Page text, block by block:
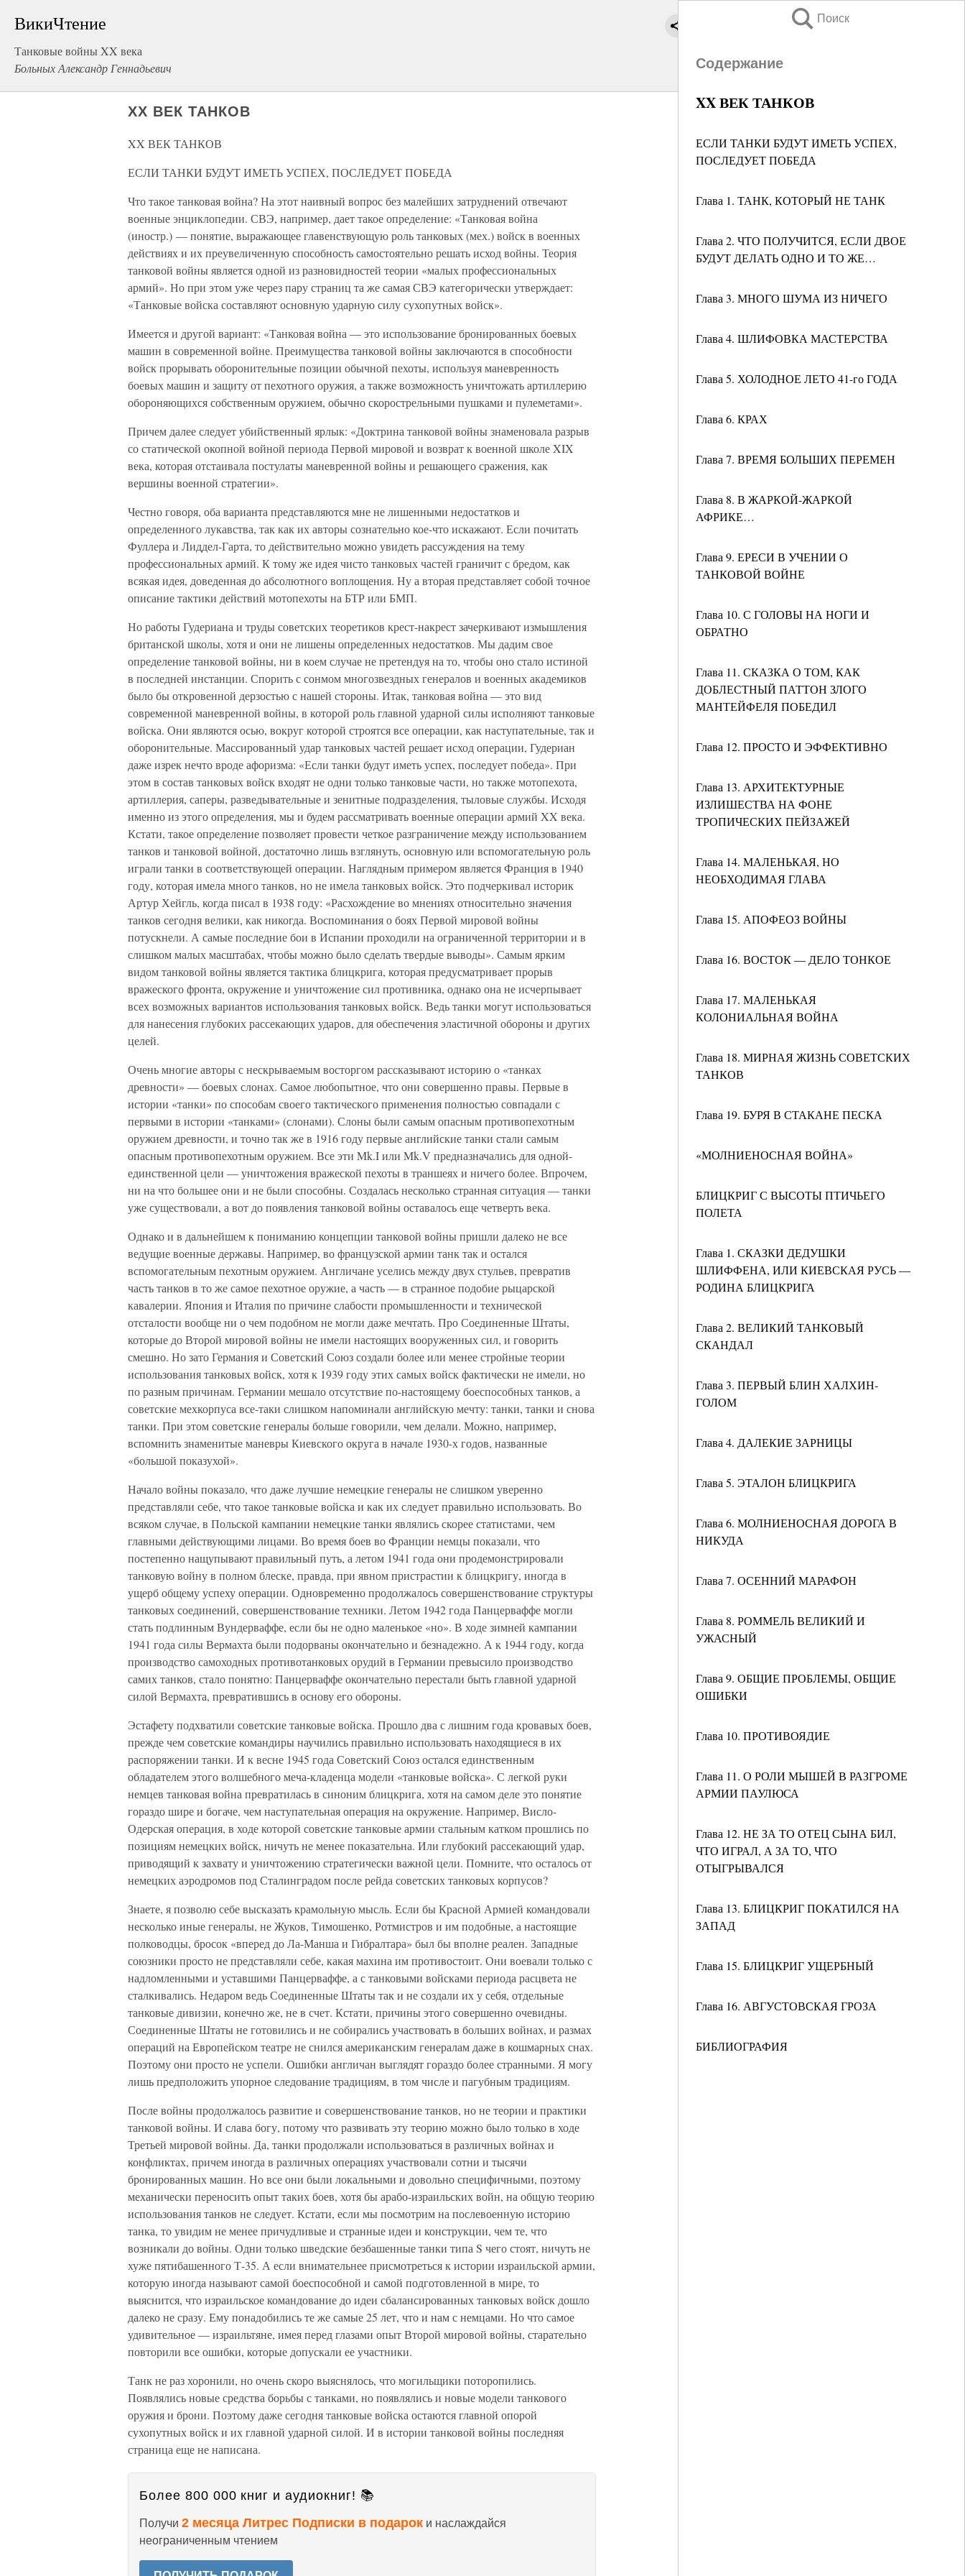
ВикиЧтение
Танковые войны XX века
Больных Александр Геннадьевич
Поиск
Содержание
XX ВЕК ТАНКОВ
ЕСЛИ ТАНКИ БУДУТ ИМЕТЬ УСПЕХ,
ПОСЛЕДУЕТ ПОБЕДА
Глава 1. ТАНК, КОТОРЫЙ НЕ ТАНК
Глава 2. ЧТО ПОЛУЧИТСЯ, ЕСЛИ ДВОЕ
БУДУТ ДЕЛАТЬ ОДНО И ТО ЖЕ…
Глава 3. МНОГО ШУМА ИЗ НИЧЕГО
Глава 4. ШЛИФОВКА МАСТЕРСТВА
Глава 5. ХОЛОДНОЕ ЛЕТО 41-го ГОДА
Глава 6. КРАХ
Глава 7. ВРЕМЯ БОЛЬШИХ ПЕРЕМЕН
Глава 8. В ЖАРКОЙ-ЖАРКОЙ
АФРИКЕ…
Глава 9. ЕРЕСИ В УЧЕНИИ О
ТАНКОВОЙ ВОЙНЕ
Глава 10. С ГОЛОВЫ НА НОГИ И
ОБРАТНО
Глава 11. СКАЗКА О ТОМ, КАК
ДОБЛЕСТНЫЙ ПАТТОН ЗЛОГО
МАНТЕЙФЕЛЯ ПОБЕДИЛ
Глава 12. ПРОСТО И ЭФФЕКТИВНО
Глава 13. АРХИТЕКТУРНЫЕ
ИЗЛИШЕСТВА НА ФОНЕ
ТРОПИЧЕСКИХ ПЕЙЗАЖЕЙ
Глава 14. МАЛЕНЬКАЯ, НО
НЕОБХОДИМАЯ ГЛАВА
Глава 15. АПОФЕОЗ ВОЙНЫ
Глава 16. ВОСТОК — ДЕЛО ТОНКОЕ
Глава 17. МАЛЕНЬКАЯ
КОЛОНИАЛЬНАЯ ВОЙНА
Глава 18. МИРНАЯ ЖИЗНЬ СОВЕТСКИХ
ТАНКОВ
Глава 19. БУРЯ В СТАКАНЕ ПЕСКА
«МОЛНИЕНОСНАЯ ВОЙНА»
БЛИЦКРИГ С ВЫСОТЫ ПТИЧЬЕГО
ПОЛЕТА
Глава 1. СКАЗКИ ДЕДУШКИ
ШЛИФФЕНА, ИЛИ КИЕВСКАЯ РУСЬ —
РОДИНА БЛИЦКРИГА
Глава 2. ВЕЛИКИЙ ТАНКОВЫЙ
СКАНДАЛ
Глава 3. ПЕРВЫЙ БЛИН ХАЛХИН-
ГОЛОМ
Глава 4. ДАЛЕКИЕ ЗАРНИЦЫ
Глава 5. ЭТАЛОН БЛИЦКРИГА
Глава 6. МОЛНИЕНОСНАЯ ДОРОГА В
НИКУДА
Глава 7. ОСЕННИЙ МАРАФОН
Глава 8. РОММЕЛЬ ВЕЛИКИЙ И
УЖАСНЫЙ
Глава 9. ОБЩИЕ ПРОБЛЕМЫ, ОБЩИЕ
ОШИБКИ
Глава 10. ПРОТИВОЯДИЕ
Глава 11. О РОЛИ МЫШЕЙ В РАЗГРОМЕ
АРМИИ ПАУЛЮСА
Глава 12. НЕ ЗА ТО ОТЕЦ СЫНА БИЛ,
ЧТО ИГРАЛ, А ЗА ТО, ЧТО
ОТЫГРЫВАЛСЯ
Глава 13. БЛИЦКРИГ ПОКАТИЛСЯ НА
ЗАПАД
Глава 15. БЛИЦКРИГ УЩЕРБНЫЙ
Глава 16. АВГУСТОВСКАЯ ГРОЗА
БИБЛИОГРАФИЯ
XX ВЕК ТАНКОВ
XX ВЕК ТАНКОВ
ЕСЛИ ТАНКИ БУДУТ ИМЕТЬ УСПЕХ, ПОСЛЕДУЕТ ПОБЕДА
Что такое танковая война? На этот наивный вопрос без малейших затруднений отвечают
военные энциклопедии. СВЭ, например, дает такое определение: «Танковая война
(иностр.) — понятие, выражающее главенствующую роль танковых (мех.) войск в военных
действиях и их преувеличенную способность самостоятельно решать исход войны. Теория
танковой войны является одной из разновидностей теории «малых профессиональных
армий». Но при этом уже через пару страниц та же самая СВЭ категорически утверждает:
«Танковые войска составляют основную ударную силу сухопутных войск».
Имеется и другой вариант: «Танковая война — это использование бронированных боевых
машин в современной войне. Преимущества танковой войны заключаются в способности
войск прорывать оборонительные позиции обычной пехоты, используя маневренность
боевых машин и защиту от пехотного оружия, а также возможность уничтожать артиллерию
обороняющихся собственным оружием, обычно скорострельными пушками и пулеметами».
Причем далее следует убийственный ярлык: «Доктрина танковой войны знаменовала разрыв
со статической окопной войной периода Первой мировой и возврат к военной школе XIX
века, которая отстаивала постулаты маневренной войны и решающего сражения, как
вершины военной стратегии».
Честно говоря, оба варианта представляются мне не лишенными недостатков и
определенного лукавства, так как их авторы сознательно кое-что искажают. Если почитать
Фуллера и Лиддел-Гарта, то действительно можно увидеть рассуждения на тему
профессиональных армий. К тому же идея чисто танковых частей граничит с бредом, как
всякая идея, доведенная до абсолютного воплощения. Ну а вторая представляет собой точное
описание тактики действий мотопехоты на БТР или БМП.
Но работы Гудериана и труды советских теоретиков крест-накрест зачеркивают измышления
британской школы, хотя и они не лишены определенных недостатков. Мы дадим свое
определение танковой войны, ни в коем случае не претендуя на то, чтобы оно стало истиной
в последней инстанции. Спорить с сонмом многозвездных генералов и военных академиков
было бы откровенной дерзостью с нашей стороны. Итак, танковая война — это вид
современной маневренной войны, в которой роль главной ударной силы исполняют танковые
войска. Они являются осью, вокруг которой строятся все операции, как наступательные, так и
оборонительные. Массированный удар танковых частей решает исход операции, Гудериан
даже изрек нечто вроде афоризма: «Если танки будут иметь успех, последует победа». При
этом в состав танковых войск входят не одни только танковые части, но также мотопехота,
артиллерия, саперы, разведывательные и зенитные подразделения, тыловые службы. Исходя
именно из этого определения, мы и будем рассматривать военные операции армий XX века.
Кстати, такое определение позволяет провести четкое разграничение между использованием
танков и танковой войной, достаточно лишь взглянуть, основную или вспомогательную роль
играли танки в соответствующей операции. Наглядным примером является Франция в 1940
году, которая имела много танков, но не имела танковых войск. Это подчеркивал историк
Артур Хейгль, когда писал в 1938 году: «Расхождение во мнениях относительно значения
танков сегодня велики, как никогда. Воспоминания о боях Первой мировой войны
потускнели. А самые последние бои в Испании проходили на ограниченной территории и в
слишком малых масштабах, чтобы можно было сделать твердые выводы». Самым ярким
видом танковой войны является тактика блицкрига, которая предусматривает прорыв
вражеского фронта, окружение и уничтожение сил противника, однако она не исчерпывает
всех возможных вариантов использования танковых войск. Ведь танки могут использоваться
для нанесения глубоких рассекающих ударов, для обеспечения эластичной обороны и других
целей.
Очень многие авторы с нескрываемым восторгом рассказывают историю о «танках
древности» — боевых слонах. Самое любопытное, что они совершенно правы. Первые в
истории «танки» по способам своего тактического применения полностью совпадали с
первыми в истории «танками» (слонами). Слоны были самым опасным противопехотным
оружием древности, и точно так же в 1916 году первые английские танки стали самым
опасным противопехотным оружием. Все эти Mk.I или Mk.V предназначались для одной-
единственной цели — уничтожения вражеской пехоты в траншеях и ничего более. Впрочем,
ни на что большее они и не были способны. Создалась несколько странная ситуация — танки
уже существовали, а вот до появления танковой войны оставалось еще четверть века.
Однако и в дальнейшем к пониманию концепции танковой войны пришли далеко не все
ведущие военные державы. Например, во французской армии танк так и остался
вспомогательным пехотным оружием. Англичане уселись между двух стульев, превратив
часть танков в то же самое пехотное оружие, а часть — в странное подобие рыцарской
кавалерии. Япония и Италия по причине слабости промышленности и технической
отсталости вообще ни о чем подобном не могли даже мечтать. Про Соединенные Штаты,
которые до Второй мировой войны не имели настоящих вооруженных сил, и говорить
смешно. Но зато Германия и Советский Союз создали более или менее стройные теории
использования танковых войск, хотя к 1939 году этих самых войск фактически не имели, но
по разным причинам. Германии мешало отсутствие по-настоящему боеспособных танков, а
советские мехкорпуса все-таки слишком напоминали английскую мечту: танки, танки и снова
танки. При этом советские генералы больше говорили, чем делали. Можно, например,
вспомнить знаменитые маневры Киевского округа в начале 1930-х годов, названные
«большой показухой».
Начало войны показало, что даже лучшие немецкие генералы не слишком уверенно
представляли себе, что такое танковые войска и как их следует правильно использовать. Во
всяком случае, в Польской кампании немецкие танки являлись скорее статистами, чем
главными действующими лицами. Во время боев во Франции немцы показали, что
постепенно нащупывают правильный путь, а летом 1941 года они продемонстрировали
танковую войну в полном блеске, правда, при явном пристрастии к блицкригу, иногда в
ущерб общему успеху операции. Одновременно продолжалось совершенствование структуры
танковых соединений, совершенствование техники. Летом 1942 года Панцерваффе могли
стать подлинным Вундерваффе, если бы не одно маленькое «но». В ходе зимней кампании
1941 года силы Вермахта были подорваны окончательно и безнадежно. А к 1944 году, когда
производство самоходных противотанковых орудий в Германии превысило производство
самих танков, стало понятно: Панцерваффе окончательно перестали быть главной ударной
силой Вермахта, превратившись в основу его обороны.
Эстафету подхватили советские танковые войска. Прошло два с лишним года кровавых боев,
прежде чем советские командиры научились правильно использовать находящиеся в их
распоряжении танки. И к весне 1945 года Советский Союз остался единственным
обладателем этого волшебного меча-кладенца модели «танковые войска». С легкой руки
немцев танковая война превратилась в синоним блицкрига, хотя на самом деле это понятие
гораздо шире и богаче, чем наступательная операция на окружение. Например, Висло-
Одерская операция, в ходе которой советские танковые армии стальным катком прошлись по
позициям немецких войск, ничуть не менее показательна. Или глубокий рассекающий удар,
приводящий к захвату и уничтожению стратегически важной цели. Помните, что осталось от
немецких аэродромов под Сталинградом после рейда советских танковых корпусов?
Знаете, я позволю себе высказать крамольную мысль. Если бы Красной Армией командовали
несколько иные генералы, не Жуков, Тимошенко, Ротмистров и им подобные, а настоящие
полководцы, бросок «вперед до Ла-Манша и Гибралтара» был бы вполне реален. Западные
союзники просто не представляли себе, какая махина им противостоит. Они воевали только с
надломленными и уставшими Панцерваффе, а с танковыми войсками периода расцвета не
сталкивались. Недаром ведь Соединенные Штаты так и не создали их у себя, отдельные
танковые дивизии, конечно же, не в счет. Кстати, причины этого совершенно очевидны.
Соединенные Штаты не готовились и не собирались участвовать в больших войнах, и размах
операций на Европейском театре не снился американским генералам даже в кошмарных снах.
Поэтому они просто не успели. Ошибки англичан выглядят гораздо более странными. Я могу
лишь предположить упорное следование традициям, в том числе и пагубным традициям.
После войны продолжалось развитие и совершенствование танков, но не теории и практики
танковой войны. И слава богу, потому что развивать эту теорию можно было только в ходе
Третьей мировой войны. Да, танки продолжали использоваться в различных войнах и
конфликтах, причем иногда в различных операциях участвовали сотни и тысячи
бронированных машин. Но все они были локальными и довольно специфичными, поэтому
механически переносить опыт таких боев, хотя бы арабо-израильских войн, на общую теорию
использования танков не следует. Кстати, если мы посмотрим на послевоенную историю
танка, то увидим не менее причудливые и странные идеи и конструкции, чем те, что
возникали до войны. Одни только шведские безбашенные танки типа S чего стоят, ничуть не
хуже пятибашенного Т-35. А если внимательнее присмотреться к истории израильской армии,
которую иногда называют самой боеспособной и самой подготовленной в мире, то
выяснится, что израильское командование до идеи сбалансированных танковых войск дошло
далеко не сразу. Ему понадобились те же самые 25 лет, что и нам с немцами. Но что самое
удивительное — израильтяне, имея перед глазами опыт Второй мировой войны, старательно
повторили все ошибки, которые допускали ее участники.
Танк не раз хоронили, но очень скоро выяснялось, что могильщики поторопились.
Появлялись новые средства борьбы с танками, но появлялись и новые модели танкового
оружия и брони. Поэтому даже сегодня танковые войска остаются главной опорой
сухопутных войск и их главной ударной силой. И в истории танковой войны последняя
страница еще не написана.
Более 800 000 книг и аудиокниг! 📚
Получи 2 месяца Литрес Подписки в подарок и наслаждайся
неограниченным чтением